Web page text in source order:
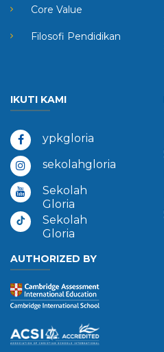
Core Value
Filosofi Pendidikan
IKUTI KAMI
ypkgloria
sekolahgloria
Sekolah
Gloria
Sekolah
Gloria
AUTHORIZED BY